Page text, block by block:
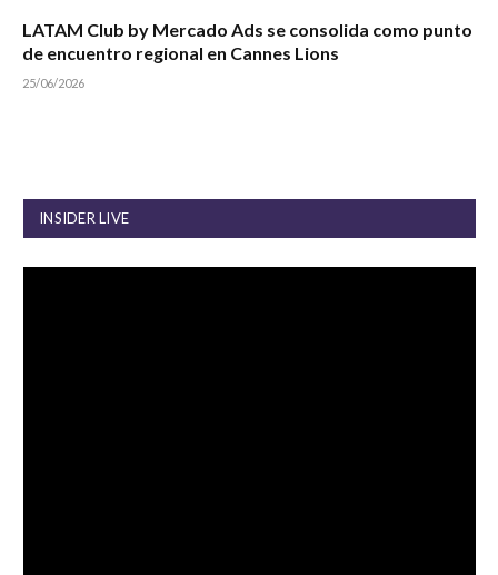
LATAM Club by Mercado Ads se consolida como punto
de encuentro regional en Cannes Lions
25/06/2026
INSIDER LIVE